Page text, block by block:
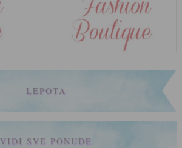
LEPOTA
VIDI SVE PONUDE